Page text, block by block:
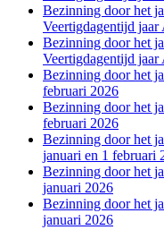
Bezinning door het
Veertigdagentijd
Bezinning door het
Veertigdagentijd
Bezinning door het
februari 2026
Bezinning door het
februari 2026
Bezinning door het
januari en 1 februari
Bezinning door het
januari 2026
Bezinning door het
januari 2026